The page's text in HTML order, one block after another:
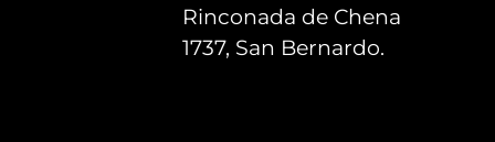
Rinconada de Chena
1737, San Bernardo.